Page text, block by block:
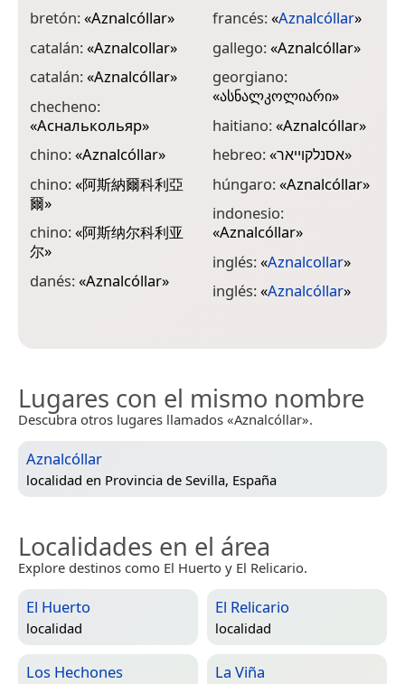
bretón:«Aznalcóllar»
catalán:«Aznalcollar»
catalán:«Aznalcóllar»
checheno:
«Асналькольяр»
chino:«Aznalcóllar»
chino:«阿斯納爾科利亞
爾»
chino:«阿斯纳尔科利亚
尔»
danés:«Aznalcóllar»
francés:«Aznalcóllar»
gallego:«Aznalcóllar»
georgiano:
«ასნალკოლიარი»
haitiano:«Aznalcóllar»
hebreo:«אסנלקוייאר»
húngaro:«Aznalcóllar»
indonesio:
«Aznalcóllar»
inglés:«Aznalcollar»
inglés:«Aznalcóllar»
Lugares con el mismo nombre
Descubra otros lugares llamados «Aznalcóllar».
Aznalcóllar
localidad en Provincia de Sevilla, España
Localidades en el área
Explore destinos como El Huerto y El Relicario.
El Huerto
localidad
El Relicario
localidad
Los Hechones La Viña